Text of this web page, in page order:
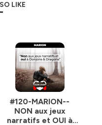
LIKE
#120-MARION--
NON aux jeux
narratifs et OUI à